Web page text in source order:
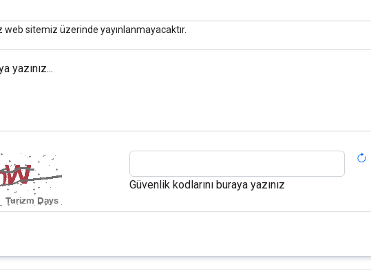
web sitemiz üzerinde yayınlanmayacaktır.
yazınız...
Güvenlik kodlarını buraya yazınız